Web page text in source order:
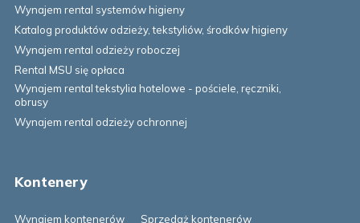
Wynajem rental systemów higieny
Katalog produktów odzieży, tekstyliów, środków higieny
Wynajem rental odzieży roboczej
Rental MSU się opłaca
Wynajem rental tekstylia hotelowe - pościele, ręczniki,
obrusy
Wynajem rental odzieży ochronnej
Kontenery
Wynajem kontenerów Sprzedaż kontenerów